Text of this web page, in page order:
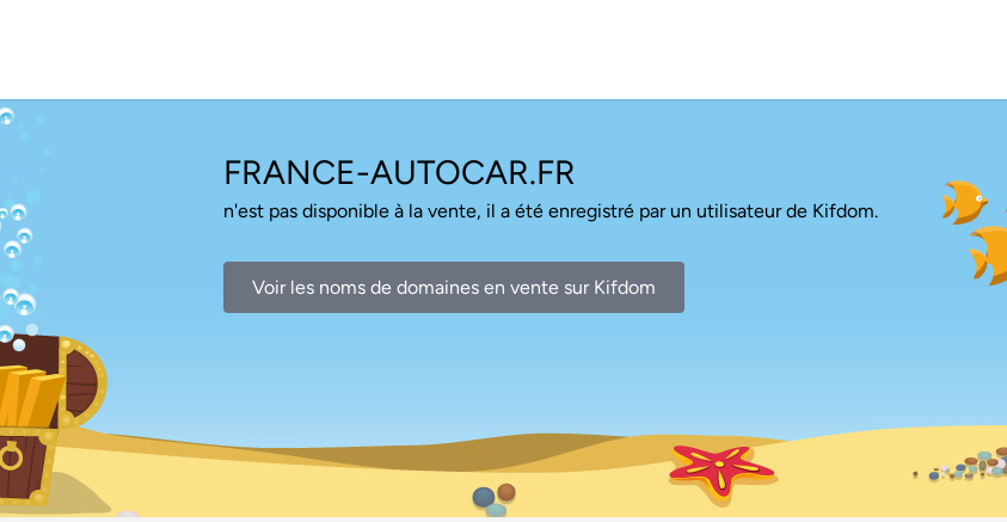
FRANCE-AUTOCAR.FR
n'est pas disponible à la vente, il a été enregistré par un utilisateur de Kifdom.
Voir les noms de domaines en vente sur Kifdom